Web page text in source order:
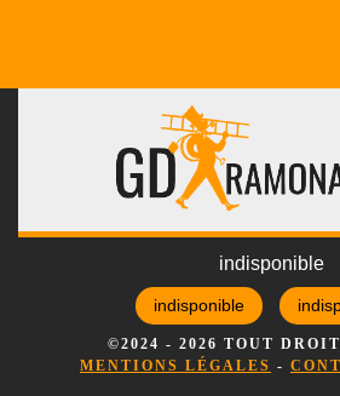
indisponible
indisponible
©2024 - 2026 TOUT
MENTIONS LÉGALES -